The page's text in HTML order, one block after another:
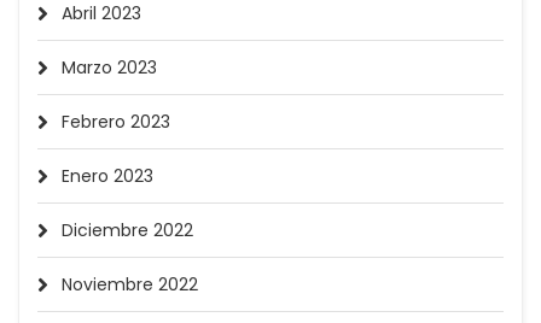
Abril 2023
Marzo 2023
Febrero 2023
Enero 2023
Diciembre 2022
Noviembre 2022